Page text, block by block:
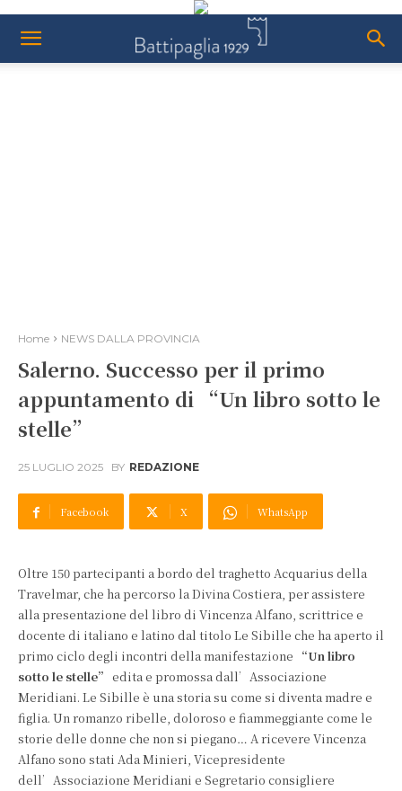
Home NEWS DALLA PROVINCIA
Salerno. Successo per il primo
appuntamento di “Un libro sotto le
stelle”
25 LUGLIO 2025 BY REDAZIONE
Facebook X WhatsApp
Oltre 150 partecipanti a bordo del traghetto Acquarius della
Travelmar, che ha percorso la Divina Costiera, per assistere
alla presentazione del libro di Vincenza Alfano, scrittrice e
docente di italiano e latino dal titolo Le Sibille che ha aperto il
primo ciclo degli incontri della manifestazione “Un libro
sotto le stelle” edita e promossa dall’Associazione
Meridiani. Le Sibille è una storia su come si diventa madre e
figlia. Un romanzo ribelle, doloroso e fiammeggiante come le
storie delle donne che non si piegano… A ricevere Vincenza
Alfano sono stati Ada Minieri, Vicepresidente
dell’Associazione Meridiani e Segretario consigliere